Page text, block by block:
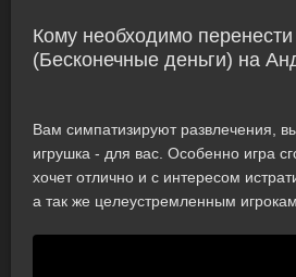
Кому необходимо
(Бесконечные деньги) на
Вам симпатизируют развлечения,
игрушка - для вас. Особенно игра
хочет отлично и с интересом
а так же целеустремленным игрокам.